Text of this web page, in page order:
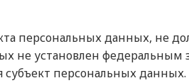
персональных данных, не
не установлен федеральным
субъект персональных данных.